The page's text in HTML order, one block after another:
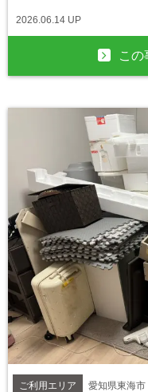
2026.06.14 UP
この
ご利用エリア 愛知県東海市